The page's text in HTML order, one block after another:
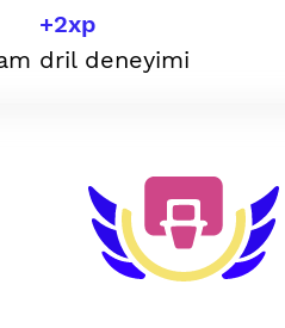
+2xp
dril deneyimi